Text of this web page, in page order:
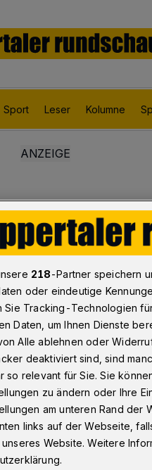
Sport Leser Kolumne
Frittenfett
218-Partner speichern
oder eindeutige
Sie Tracking-Technologien
Daten, um Ihnen Dienste
Alle ablehnen oder
deaktiviert sind, sind
so relevant für Sie. Sie
zu ändern oder Ihre
am unteren Rand
links auf der Webseite,
Website. Weitere